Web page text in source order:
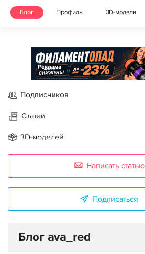
Блог Профиль 3D-модели
Реклама
Подписчиков
Статей
3D-моделей
Написать статью
Подписаться
Блог ava_red